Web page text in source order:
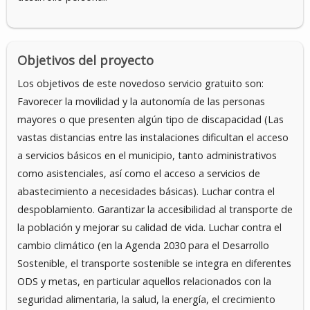
Objetivos del proyecto
Los objetivos de este novedoso servicio gratuito son:
Favorecer la movilidad y la autonomía de las personas
mayores o que presenten algún tipo de discapacidad (Las
vastas distancias entre las instalaciones dificultan el acceso
a servicios básicos en el municipio, tanto administrativos
como asistenciales, así como el acceso a servicios de
abastecimiento a necesidades básicas). Luchar contra el
despoblamiento. Garantizar la accesibilidad al transporte de
la población y mejorar su calidad de vida. Luchar contra el
cambio climático (en la Agenda 2030 para el Desarrollo
Sostenible, el transporte sostenible se integra en diferentes
ODS y metas, en particular aquellos relacionados con la
seguridad alimentaria, la salud, la energía, el crecimiento